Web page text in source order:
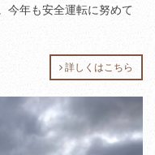
今年も安全運転に努めて
詳しくはこちら